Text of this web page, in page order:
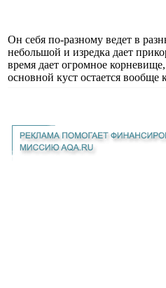
Он себя по-разному ведет в
небольшой и изредка дает
время дает огромное
основной куст остается